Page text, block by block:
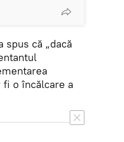
că „dacă
o încălcare a